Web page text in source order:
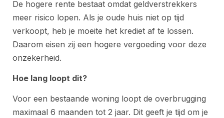
De hogere rente bestaat omdat geldverstrekkers
meer risico lopen. Als je oude huis niet op tijd
verkoopt, heb je moeite het krediet af te lossen.
Daarom eisen zij een hogere vergoeding voor deze
onzekerheid.
Hoe lang loopt dit?
Voor een bestaande woning loopt de overbrugging
maximaal 6 maanden tot 2 jaar. Dit geeft je tijd om je